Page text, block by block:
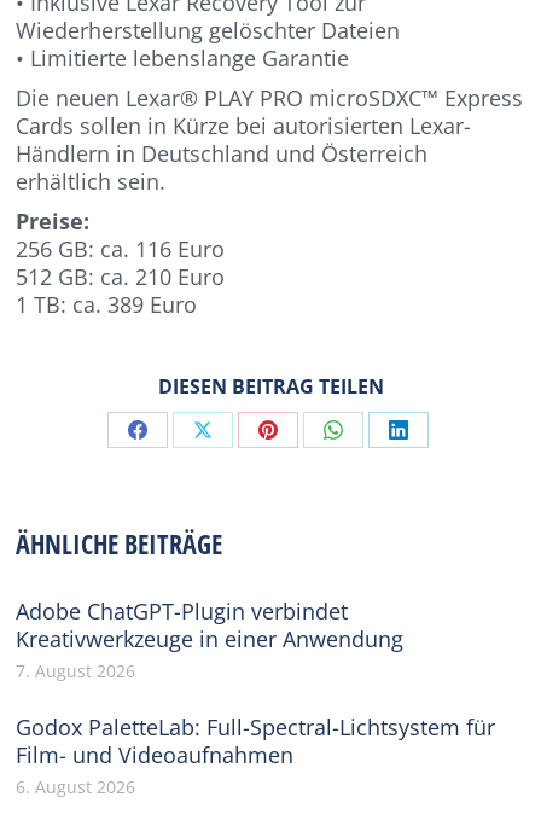
Wiederherstellung gelöschter Dateien
• Limitierte lebenslange Garantie
Die neuen Lexar® PLAY PRO microSDXC™ Express
Cards sollen in Kürze bei autorisierten Lexar-
Händlern in Deutschland und Österreich
erhältlich sein.
Preise:
256 GB: ca. 116 Euro
512 GB: ca. 210 Euro
1 TB: ca. 389 Euro
DIESEN BEITRAG TEILEN
Share Share Share Share Share
ÄHNLICHE BEITRÄGE
Adobe ChatGPT-Plugin verbindet
Kreativwerkzeuge in einer Anwendung
7. August 2026
Godox PaletteLab: Full-Spectral-Lichtsystem für
Film- und Videoaufnahmen
6. August 2026